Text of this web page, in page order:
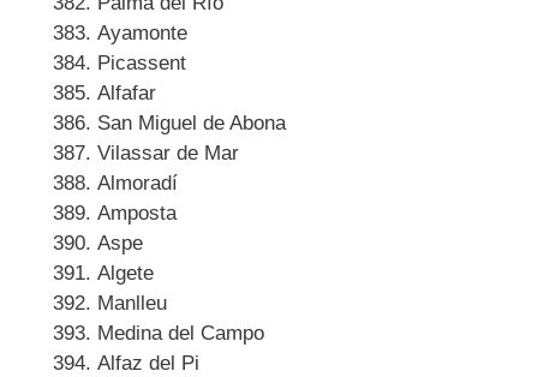
Ayamonte
Picassent
Alfafar
San Miguel de Abona
Vilassar de Mar
Almoradí
Amposta
Aspe
Algete
Manlleu
Medina del Campo
Alfaz del Pi